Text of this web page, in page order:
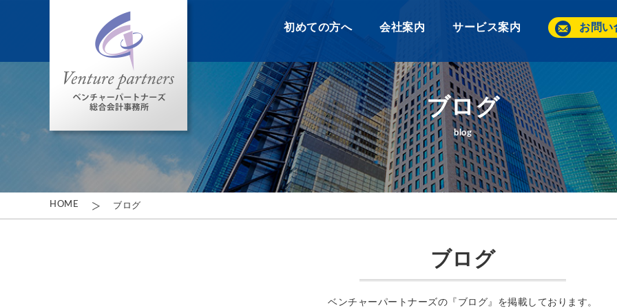
初めての方へ 会社案内 サービス案内 お問い
ブログ
blog
HOME ブログ
ブログ
ベンチャーパートナーズの『ブログ』を掲載しております。